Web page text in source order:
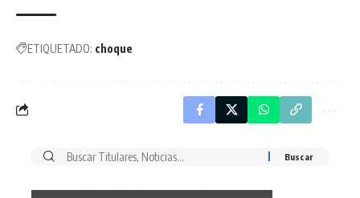
ETIQUETADO: choque
Buscar